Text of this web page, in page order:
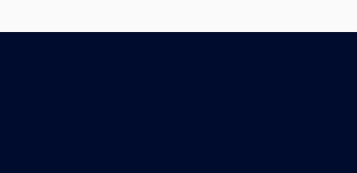
2.5 Danmark License.